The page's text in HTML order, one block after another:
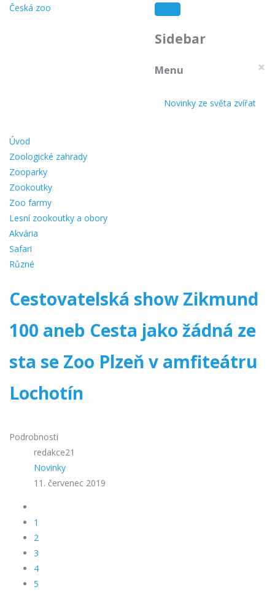
Česká zoo
Sidebar
×
Menu
Novinky ze světa zvířat
Úvod
Zoologické zahrady
Zooparky
Zookoutky
Zoo farmy
Lesní zookoutky a obory
Akvária
Safari
Různé
Cestovatelská show Zikmund
100 aneb Cesta jako žádná ze
sta se Zoo Plzeň v amfiteátru
Lochotín
Podrobnosti
redakce21
Novinky
11. červenec 2019
1
2
3
4
5